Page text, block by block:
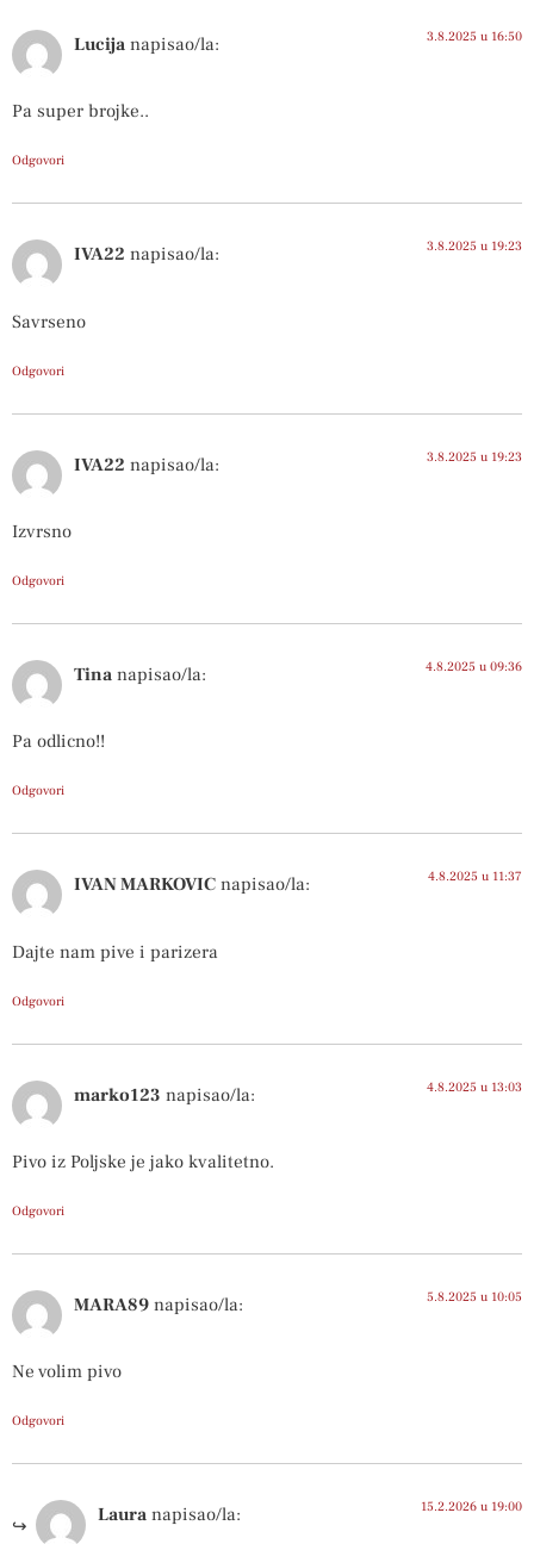
Lucija napisao/la: 3.8.2025 u 16:50
Pa super brojke..
Odgovori
IVA22 napisao/la: 3.8.2025 u 19:23
Savrseno
Odgovori
IVA22 napisao/la: 3.8.2025 u 19:23
Izvrsno
Odgovori
Tina napisao/la: 4.8.2025 u 09:36
Pa odlicno!!
Odgovori
IVAN MARKOVIC napisao/la: 4.8.2025 u 11:37
Dajte nam pive i parizera
Odgovori
marko123 napisao/la: 4.8.2025 u 13:03
Pivo iz Poljske je jako kvalitetno.
Odgovori
MARA89 napisao/la: 5.8.2025 u 10:05
Ne volim pivo
Odgovori
Laura napisao/la: 15.2.2026 u 19:00